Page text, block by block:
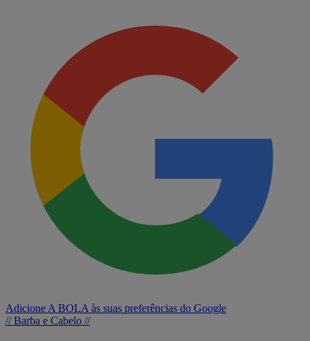
Adicione A BOLA às suas preferências do Google
// Barba e Cabelo //